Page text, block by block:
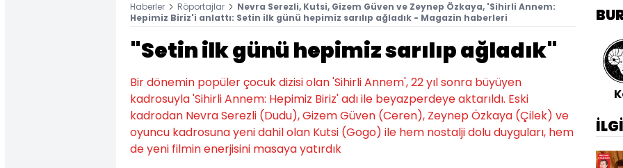
Haberler Röportajlar
Nevra Serezli, Kutsi, Gizem Güven ve Zeynep Özkaya, 'Sihirli Annem:
Hepimiz Biriz'i anlattı: Setin ilk günü hepimiz sarılıp ağladık - Magazin haberleri
"Setin ilk günü hepimiz sarılıp ağladık"
Bir dönemin popüler çocuk dizisi olan 'Sihirli Annem', 22 yıl sonra büyüyen
kadrosuyla 'Sihirli Annem: Hepimiz Biriz' adı ile beyazperdeye aktarıldı. Eski
kadrodan Nevra Serezli (Dudu), Gizem Güven (Ceren), Zeynep Özkaya (Çilek) ve
oyuncu kadrosuna yeni dahil olan Kutsi (Gogo) ile hem nostalji dolu duyguları, hem
de yeni filmin enerjisini masaya yatırdık